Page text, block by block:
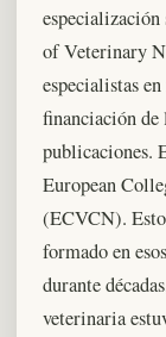
of Veterinary
especialistas
financiación de
publicaciones.
European
(ECVCN).
formado en
durante
veterinaria